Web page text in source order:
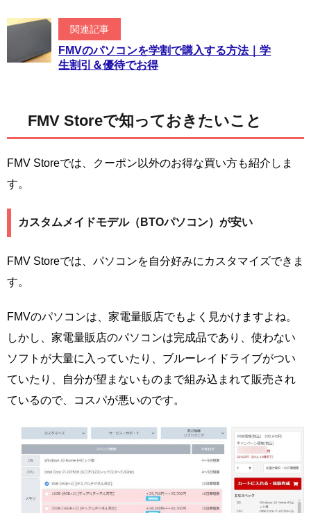
関連記事
FMVのパソコンを学割で購入する方法｜学
生割引＆優待でお得
FMV Storeで知っておきたいこと
FMV Storeでは、クーポン以外のお得な買い方も紹介しま
す。
カスタムメイドモデル（BTOパソコン）が安い
FMV Storeでは、パソコンを自分好みにカスタマイズできま
す。
FMVのパソコンは、家電量販店でもよく見かけますよね。
しかし、家電量販店のパソコンは完成品であり、使わない
ソフトが大量に入っていたり、ブルーレイドライブがつい
ていたり、自分が望まないものまで組み込まれて販売され
ているので、コスパが悪いのです。